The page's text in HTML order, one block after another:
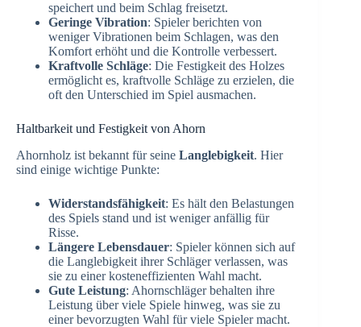
speichert und beim Schlag freisetzt.
Geringe Vibration: Spieler berichten von
weniger Vibrationen beim Schlagen, was den
Komfort erhöht und die Kontrolle verbessert.
Kraftvolle Schläge: Die Festigkeit des Holzes
ermöglicht es, kraftvolle Schläge zu erzielen, die
oft den Unterschied im Spiel ausmachen.
Haltbarkeit und Festigkeit von Ahorn
Ahornholz ist bekannt für seine Langlebigkeit. Hier
sind einige wichtige Punkte:
Widerstandsfähigkeit: Es hält den Belastungen
des Spiels stand und ist weniger anfällig für
Risse.
Längere Lebensdauer: Spieler können sich auf
die Langlebigkeit ihrer Schläger verlassen, was
sie zu einer kosteneffizienten Wahl macht.
Gute Leistung: Ahornschläger behalten ihre
Leistung über viele Spiele hinweg, was sie zu
einer bevorzugten Wahl für viele Spieler macht.